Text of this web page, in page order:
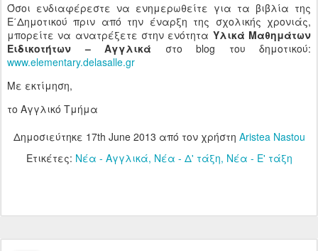
Όσοι ενδιαφέρεστε να ενημερωθείτε για τα βιβλία της
Ε΄Δημοτικού πριν από την έναρξη της σχολικής χρονιάς,
μπορείτε να ανατρέξετε στην ενότητα Υλικά Μαθημάτων
Ειδικοτήτων – Αγγλικά στο blog του δημοτικού:
www.elementary.delasalle.gr
Με εκτίμηση,
το Αγγλικό Τμήμα
Δημοσιεύτηκε 17th June 2013 από τον χρήστη Aristea Nastou
Ετικέτες: Νέα - Αγγλικά Νέα - Δ' τάξη Νέα - Ε' τάξη